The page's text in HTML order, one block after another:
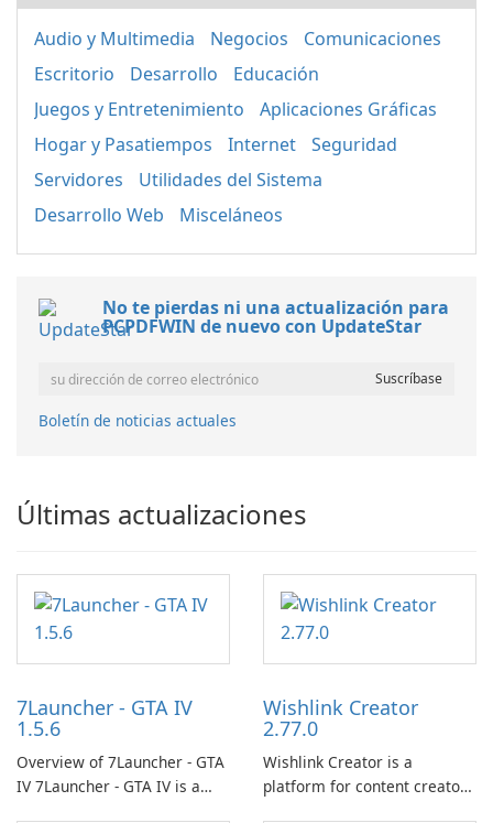
Audio y Multimedia Negocios
Comunicaciones
Escritorio
Desarrollo
Educación
Juegos y Entretenimiento
Aplicaciones Gráficas
Hogar y Pasatiempos
Internet
Seguridad
Servidores
Utilidades del Sistema
Desarrollo Web
Misceláneos
No te pierdas ni una actualización para
PCPDFWIN de nuevo con UpdateStar
Boletín de noticias actuales
Últimas actualizaciones
7Launcher - GTA IV
1.5.6
Overview of 7Launcher - GTA
IV 7Launcher - GTA IV is a
Wishlink Creator
2.77.0
Wishlink Creator is a
platform for content creators